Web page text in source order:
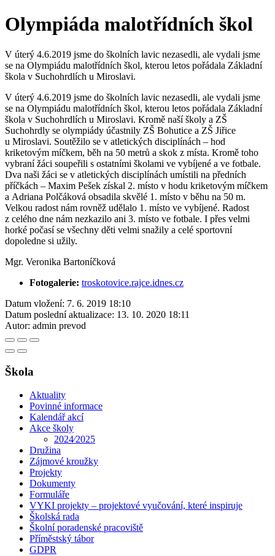
Olympiáda malotřídních škol
V úterý 4.6.2019 jsme do školních lavic nezasedli, ale vydali jsme
se na Olympiádu malotřídních škol, kterou letos pořádala Základní
škola v Suchohrdlích u Miroslavi.
V úterý 4.6.2019 jsme do školních lavic nezasedli, ale vydali jsme
se na Olympiádu malotřídních škol, kterou letos pořádala Základní
škola v Suchohrdlích u Miroslavi. Kromě naší školy a ZŠ
Suchohrdly se olympiády účastnily ZŠ Bohutice a ZŠ Jiřice
u Miroslavi. Soutěžilo se v atletických disciplínách – hod
kriketovým míčkem, běh na 50 metrů a skok z místa. Kromě toho
vybraní žáci soupeřili s ostatními školami ve vybíjené a ve fotbale.
Dva naši žáci se v atletických disciplínách umístili na předních
příčkách – Maxim Pešek získal 2. místo v hodu kriketovým míčkem
a Adriana Polčáková obsadila skvělé 1. místo v běhu na 50 m.
Velkou radost nám rovněž udělalo 1. místo ve vybíjené. Radost
z celého dne nám nezkazilo ani 3. místo ve fotbale. I přes velmi
horké počasí se všechny děti velmi snažily a celé sportovní
dopoledne si užily.
Mgr. Veronika Bartoníčková
Fotogalerie: troskotovice.rajce.idnes.cz
Datum vložení: 7. 6. 2019 18:10
Datum poslední aktualizace: 13. 10. 2020 18:11
Autor: admin prevod
Škola
Aktuality
Povinné informace
Kalendář akcí
Akce školy
2024⁄2025
Družina
Zájmové kroužky
Projekty
Dokumenty
Formuláře
VYKI projekty – projektové vyučování, které inspiruje
Školská rada
Školní poradenské pracoviště
Příměstský tábor
GDPR